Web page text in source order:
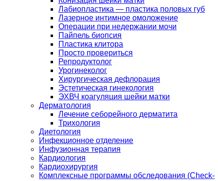
Лабиопластика — пластика половых губ
Лазерное интимное омоложение
Операции при недержании мочи
Пайпель биопсия
Пластика клитора
Просто провериться
Репродуктолог
Урогинеколог
Хирургическая дефлорация
Эстетическая гинекология
ЭХВЧ коагуляция шейки матки
Дерматология
Лечение себорейного дерматита
Трихология
Диетология
Инфекционное отделение
Инфузионная терапия
Кардиология
Кардиохирургия
Комплексные программы обследования (Check-